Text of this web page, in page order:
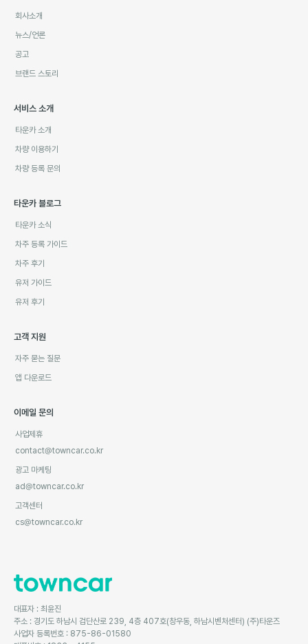
회사소개
뉴스/언론
공고
브랜드 스토리
서비스 소개
타운카 소개
차량 이용하기
차량 등록 문의
타운카 블로그
타운카 소식
차주 등록 가이드
차주 후기
유저 가이드
유저 후기
고객 지원
자주 묻는 질문
앱 다운로드
이메일 문의
사업제휴
contact@towncar.co.kr
광고 마케팅
ad@towncar.co.kr
고객센터
cs@towncar.co.kr
대표자 : 최윤진
주소 : 경기도 하남시 검단산로 239, 4층 407호(창우동, 하남시벤처센터) (주)타운즈
사업자 등록번호 : 875-86-01580